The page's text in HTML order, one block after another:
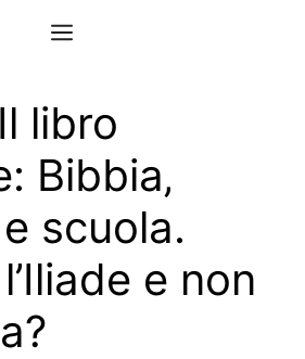
Menu
libro
Bibbia‚
scuola.
e non